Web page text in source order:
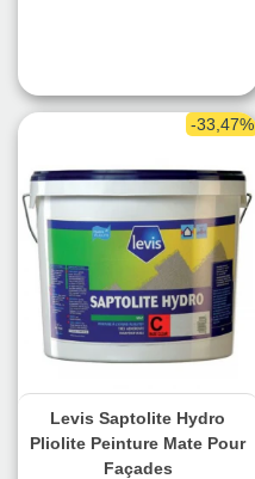
-33,47%
Levis Saptolite Hydro
Pliolite Peinture Mate Pour
Façades